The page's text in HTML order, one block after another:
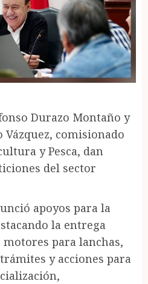
Durazo Montaño y
Vázquez, comisionado
y Pesca, dan
del sector
apoyos para la
la entrega
para lanchas,
y acciones para